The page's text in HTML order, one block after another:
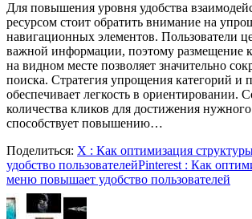
Для повышения уровня удобства
ресурсом стоит обратить внимание на
навигационных элементов. Пользователи
важной информации, поэтому размещение
на видном месте позволяет значительно
поиска. Стратегия упрощения категорий и
обеспечивает легкость в ориентировании.
количества кликов для достижения нужного
способствует повышению…
Поделиться: X : Как оптимизация
удобство пользователейPinterest : Как
меню повышает удобство пользователей